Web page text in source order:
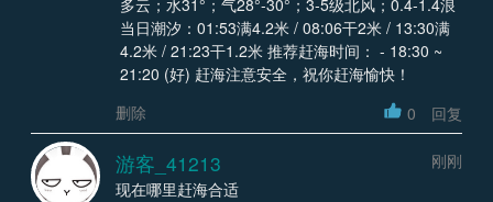
当日潮汐：01:53满4.2米 / 08:06干2米 / 13:30满
4.2米 / 21:23干1.2米 推荐赶海时间： - 18:30 ~
21:20 (好) 赶海注意安全，祝你赶海愉快！
删除
0 回复
游客_41213
刚刚
现在哪里赶海合适